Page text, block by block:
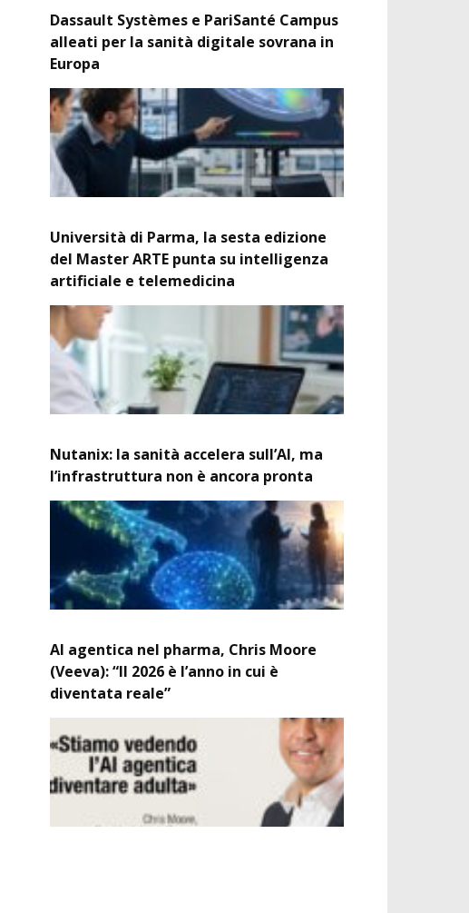
Dassault Systèmes e PariSanté Campus
alleati per la sanità digitale sovrana in
Europa
Università di Parma, la sesta edizione
del Master ARTE punta su intelligenza
artificiale e telemedicina
Nutanix: la sanità accelera sull’AI, ma
l’infrastruttura non è ancora pronta
AI agentica nel pharma, Chris Moore
(Veeva): “Il 2026 è l’anno in cui è
diventata reale”